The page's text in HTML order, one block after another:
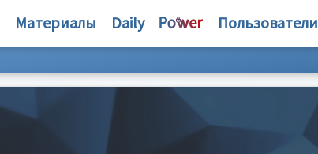
Материалы Daily Пользователи